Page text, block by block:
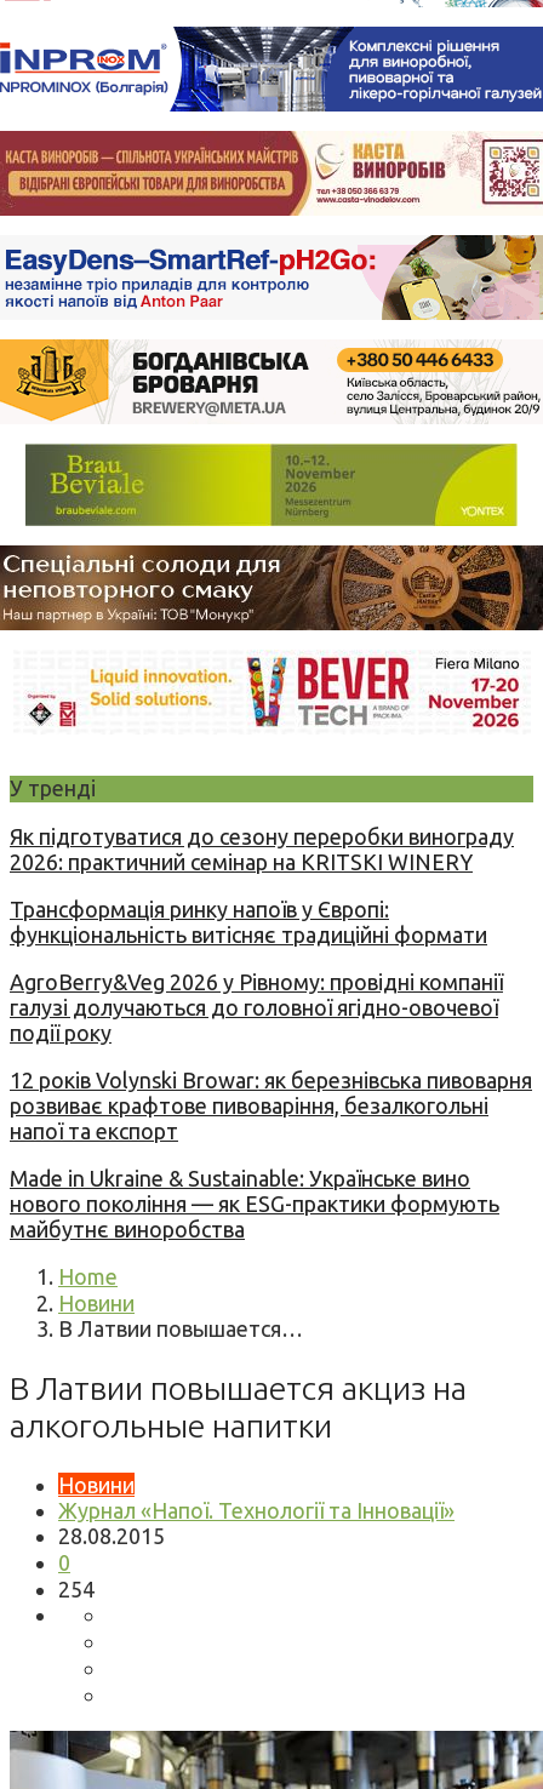
У тренді
Як підготуватися до сезону переробки винограду
2026: практичний семінар на KRITSKI WINERY
Трансформація ринку напоїв у Європі:
функціональність витісняє традиційні формати
AgroBerry&Veg 2026 у Рівному: провідні компанії
галузі долучаються до головної ягідно-овочевої
події року
12 років Volynski Browar: як березнівська пивоварня
розвиває крафтове пивоваріння, безалкогольні
напої та експорт
Made in Ukraine & Sustainable: Українське вино
нового покоління — як ESG-практики формують
майбутнє виноробства
Home
Новини
В Латвии повышается…
В Латвии повышается акциз на
алкогольные напитки
Новини
Журнал «Напої. Технології та Інновації»
28.08.2015
0
254